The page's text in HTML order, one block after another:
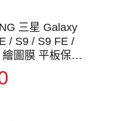
三星 Galaxy
/ S9 / S9 FE /
圖膜 平板保護
面膜